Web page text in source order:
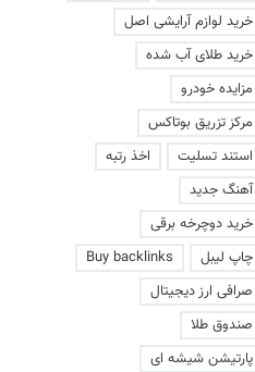
صحنه ای نادر از حیات
ایران در سبلان + فیلم
خرید لوازم آرایشی اصل
خرید طلای آب شده
مزایده خودرو
مرکز تزریق بوتاکس
استند تسلیت
اخذ رتبه
آهنگ جدید
خرید دوچرخه برقی
چاپ لیبل
Buy backlinks
صرافی ارز دیجیتال
صندوق طلا
پارتیشن شیشه ای